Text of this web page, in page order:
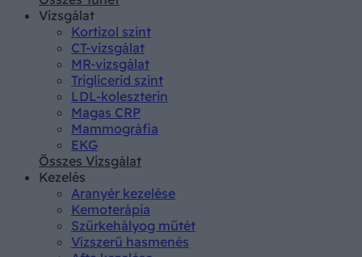
Vizsgálat
Kortizol szint
CT-vizsgálat
MR-vizsgálat
Triglicerid szint
LDL-koleszterin
Magas CRP
Mammográfia
EKG
Összes Vizsgálat
Kezelés
Aranyér kezelése
Kemoterápia
Szürkehályog műtét
Vízszerű hasmenés